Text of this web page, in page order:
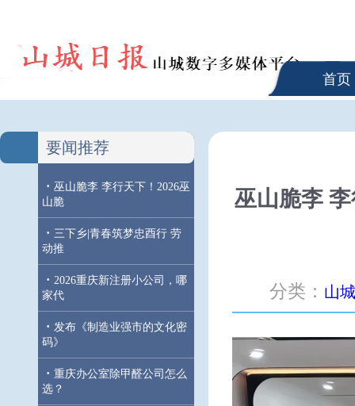
首页
要闻推荐
· 巫山脆李 李行天下！2026巫
山脆
· 三下乡|青春筑梦忠酉行 劳
动推
· 2026重庆新注册小公司，哪
家代
· 发布《制造业强市的文化密
码》
· 重庆办公室除甲醛公司怎么
选？
巫山脆李
分类： 山